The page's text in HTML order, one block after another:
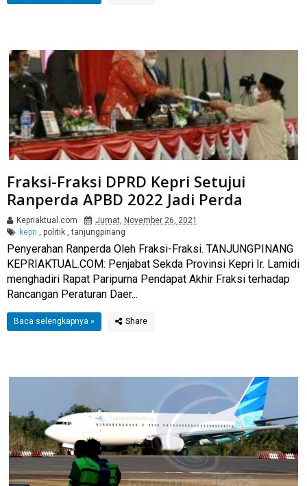
Fraksi-Fraksi DPRD Kepri Setujui
Ranperda APBD 2022 Jadi Perda
Kepriaktual.com
Jumat, November 26, 2021
kepri
politik tanjungpinang
Penyerahan Ranperda Oleh Fraksi-Fraksi. TANJUNGPINANG
KEPRIAKTUAL.COM: Penjabat Sekda Provinsi Kepri Ir. Lamidi
menghadiri Rapat Paripurna Pendapat Akhir Fraksi terhadap
Rancangan Peraturan Daer...
Baca selengkapnya »